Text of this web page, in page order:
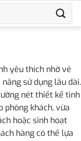
yêu thích nhờ vẻ
sử dụng lâu dài.
nét thiết kế tinh
phòng khách, vừa
hoặc sinh hoạt
hàng có thể lựa